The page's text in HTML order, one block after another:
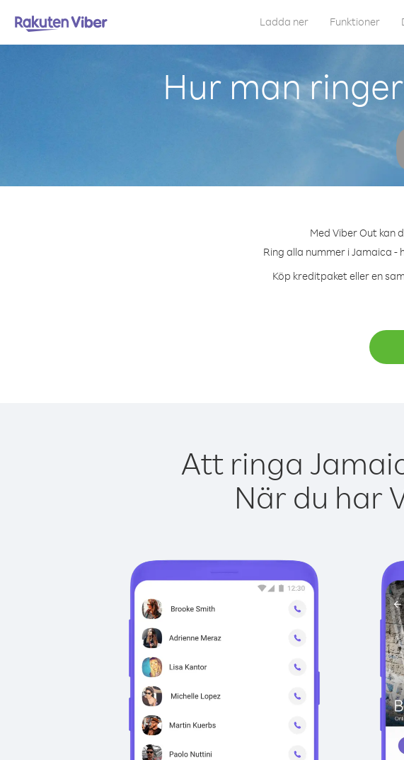
Ladda ner Funktioner
Hur man
Med Viber Out kan
Ring alla nummer i Jamaica
Köp kreditpaket eller en
Att ringa
När du har